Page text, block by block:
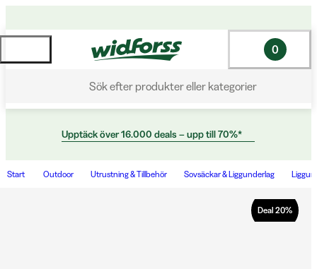
Sök efter produkter eller kategorier
0
Upptäck över 16.000 deals – upp till 70%*
Start Outdoor Utrustning & Tillbehör Sovsäckar & Liggunderlag
Deal 20%